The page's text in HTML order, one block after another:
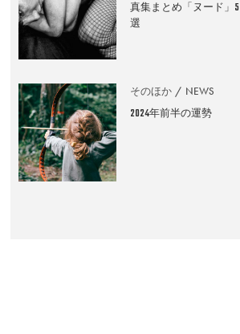
真集まとめ「ヌード」5
選
そのほか NEWS
2024年前半の運勢